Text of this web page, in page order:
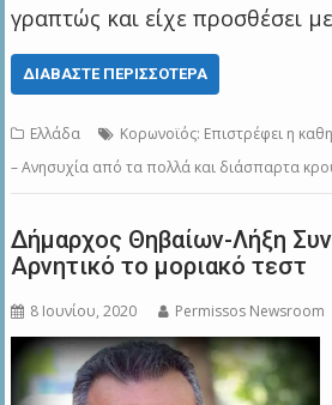
γραπτώς και είχε προσθέσει
ΔΙΑΒΆΣΤΕ ΠΕΡΙΣΣΌΤΕΡΑ
Ελλάδα
Κορωνοϊός: Επιστρέφει η
– Ανησυχία από τα πολλά και διάσπαρτα
Δήμαρχος Θηβαίων-Λήξη
Αρνητικό το μοριακό τεστ
8 Ιουνίου, 2020 Permissos Newsroom